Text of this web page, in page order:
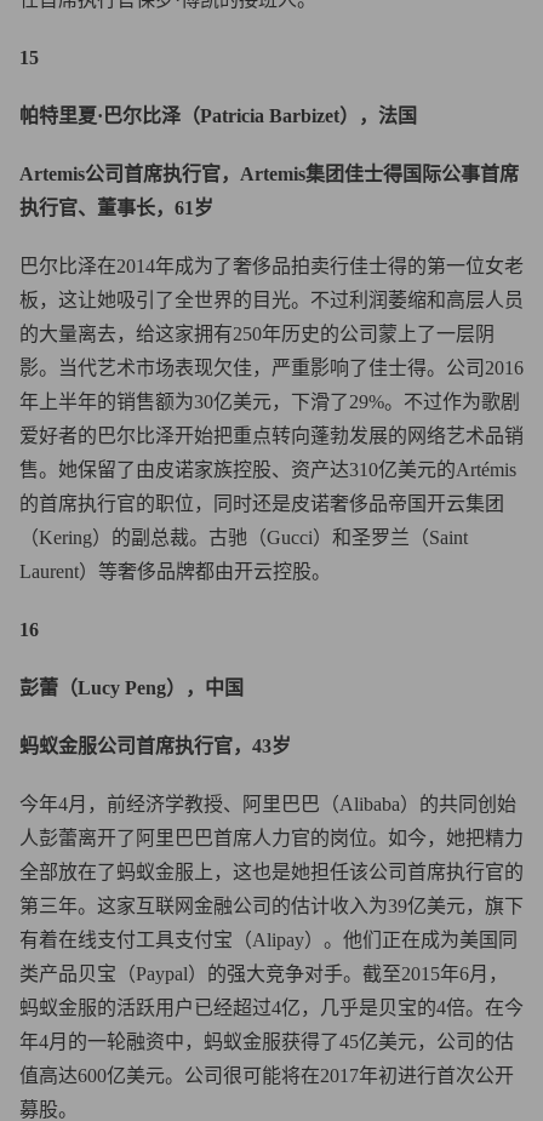
15
帕特里夏·巴尔比泽（Patricia Barbizet），法国
Artemis公司首席执行官，Artemis集团佳士得国际公事首席
执行官、董事长，61岁
巴尔比泽在2014年成为了奢侈品拍卖行佳士得的第一位女老
板，这让她吸引了全世界的目光。不过利润萎缩和高层人员
的大量离去，给这家拥有250年历史的公司蒙上了一层阴
影。当代艺术市场表现欠佳，严重影响了佳士得。公司2016
年上半年的销售额为30亿美元，下滑了29%。不过作为歌剧
爱好者的巴尔比泽开始把重点转向蓬勃发展的网络艺术品销
售。她保留了由皮诺家族控股、资产达310亿美元的Artémis
的首席执行官的职位，同时还是皮诺奢侈品帝国开云集团
（Kering）的副总裁。古驰（Gucci）和圣罗兰（Saint
Laurent）等奢侈品牌都由开云控股。
16
彭蕾（Lucy Peng），中国
蚂蚁金服公司首席执行官，43岁
今年4月，前经济学教授、阿里巴巴（Alibaba）的共同创始
人彭蕾离开了阿里巴巴首席人力官的岗位。如今，她把精力
全部放在了蚂蚁金服上，这也是她担任该公司首席执行官的
第三年。这家互联网金融公司的估计收入为39亿美元，旗下
有着在线支付工具支付宝（Alipay）。他们正在成为美国同
类产品贝宝（Paypal）的强大竞争对手。截至2015年6月，
蚂蚁金服的活跃用户已经超过4亿，几乎是贝宝的4倍。在今
年4月的一轮融资中，蚂蚁金服获得了45亿美元，公司的估
值高达600亿美元。公司很可能将在2017年初进行首次公开
募股。